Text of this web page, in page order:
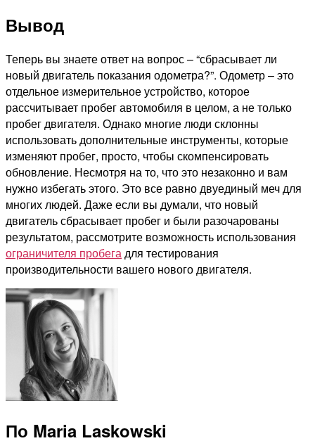
Вывод
Теперь вы знаете ответ на вопрос – “сбрасывает ли
новый двигатель показания одометра?”. Одометр – это
отдельное измерительное устройство, которое
рассчитывает пробег автомобиля в целом, а не только
пробег двигателя. Однако многие люди склонны
использовать дополнительные инструменты, которые
изменяют пробег, просто, чтобы скомпенсировать
обновление. Несмотря на то, что это незаконно и вам
нужно избегать этого. Это все равно двуединый меч для
многих людей. Даже если вы думали, что новый
двигатель сбрасывает пробег и были разочарованы
результатом, рассмотрите возможность использования
ограничителя пробегадля тестирования
производительности вашего нового двигателя.
По Maria Laskowski